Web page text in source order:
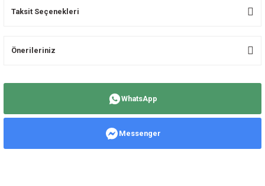
Taksit Seçenekleri
Önerileriniz
Ürün resmi kalitesiz, bozuk veya görüntülenemiyor.
WhatsApp
Messenger